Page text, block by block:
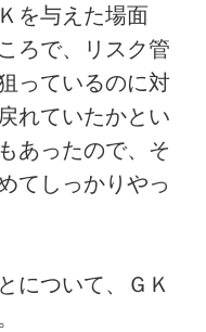
を与えた場面
ろで、リスク管
っているのに対
れていたかとい
あったので、そ
てしっかりやっ
について、ＧＫ